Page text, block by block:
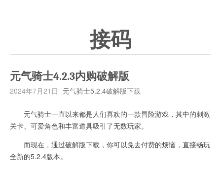
接码
元气骑士4.2.3内购破解版
2024年7月21日 元气骑士5.2.4破解版下载
元气骑士一直以来都是人们喜欢的一款冒险游戏，其中的刺激
关卡、可爱角色和丰富道具吸引了无数玩家。
而现在，通过破解版下载，你可以免去付费的烦恼，直接畅玩
全新的5.2.4版本。